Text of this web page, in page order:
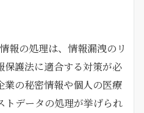
報の処理は、情報漏洩のリ
保護法に適合する対策が必
業の秘密情報や個人の医療
トデータの処理が挙げられ